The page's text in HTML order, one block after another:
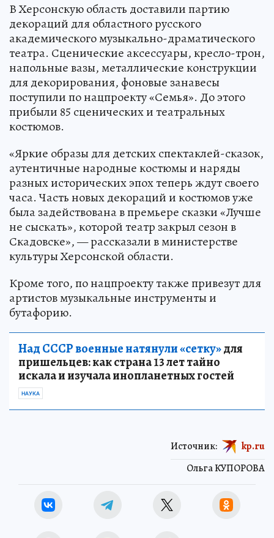
В Херсонскую область доставили партию
декораций для областного русского
академического музыкально-драматического
театра. Сценические аксессуары, кресло-трон,
напольные вазы, металлические конструкции
для декорирования, фоновые занавесы
поступили по нацпроекту «Семья». До этого
прибыли 85 сценических и театральных
костюмов.
«Яркие образы для детских спектаклей-сказок,
аутентичные народные костюмы и наряды
разных исторических эпох теперь ждут своего
часа. Часть новых декораций и костюмов уже
была задействована в премьере сказки «Лучше
не сыскать», которой театр закрыл сезон в
Скадовске», — рассказали в министерстве
культуры Херсонской области.
Кроме того, по нацпроекту также привезут для
артистов музыкальные инструменты и
бутафорию.
Над СССР военные натянули «сетку»для
пришельцев: как страна 13 лет тайно
искала и изучала инопланетных гостей
НАУКА
Ольга КУПОРОВА
Источник: kp.ru